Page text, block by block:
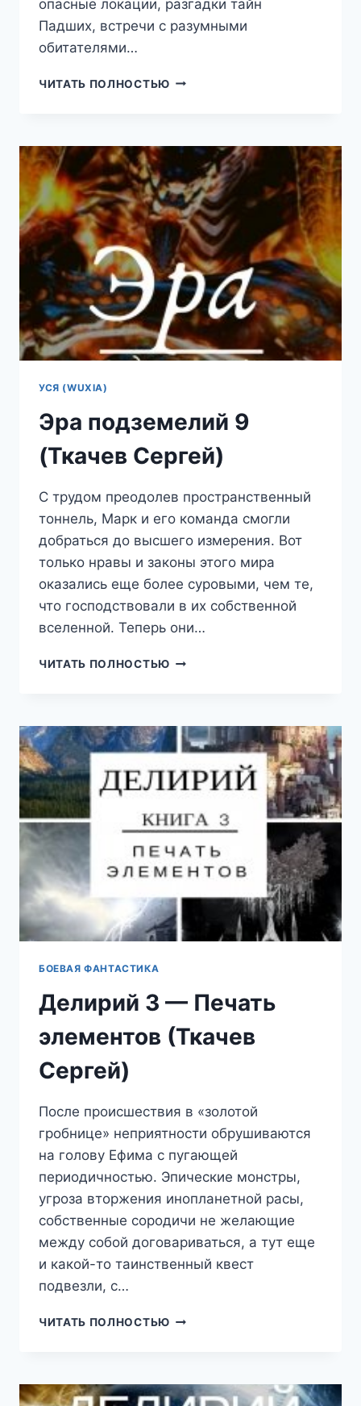
опасные локации, разгадки тайн
Падших, встречи с разумными
обитателями…
ЧИТАТЬ ПОЛНОСТЬЮ ДРИМЕРЫ
ПАДШИХ
(ТКАЧЕВ
СЕРГЕЙ)
УСЯ (WUXIA)
Эра подземелий 9
(Ткачев Сергей)
С трудом преодолев пространственный
тоннель, Марк и его команда смогли
добраться до высшего измерения. Вот
только нравы и законы этого мира
оказались еще более суровыми, чем те,
что господствовали в их собственной
вселенной. Теперь они…
ЧИТАТЬ ПОЛНОСТЬЮ ЭРА
СЕРГЕЙ)
БОЕВАЯ ФАНТАСТИКА
Делирий 3 — Печать
элементов (Ткачев
Сергей)
После происшествия в «золотой
гробнице» неприятности обрушиваются
на голову Ефима с пугающей
периодичностью. Эпические монстры,
угроза вторжения инопланетной расы,
собственные сородичи не желающие
между собой договариваться, а тут еще
и какой-то таинственный квест
подвезли, с…
ЧИТАТЬ ПОЛНОСТЬЮ ДЕЛИРИЙ
ЭЛЕМЕНТОВ